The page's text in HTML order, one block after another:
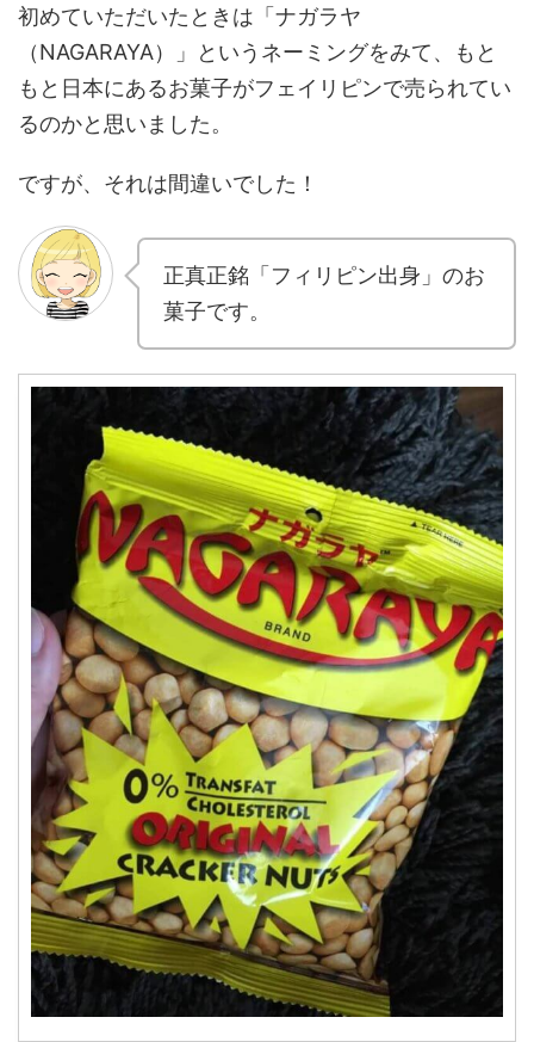
初めていただいたときは「ナガラヤ
（NAGARAYA）」というネーミングをみて、もと
もと日本にあるお菓子がフェイリピンで売られてい
るのかと思いました。
ですが、それは間違いでした！
正真正銘「フィリピン出身」のお
菓子です。